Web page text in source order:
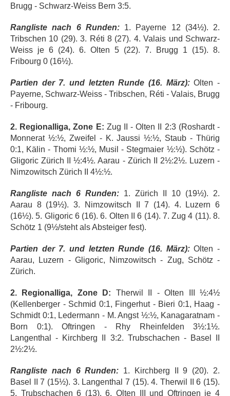
Brugg - Schwarz-Weiss Bern 3:5.
Rangliste nach 6 Runden:1. Payerne 12 (34½). 2.
Tribschen 10 (29). 3. Réti 8 (27). 4. Valais und Schwarz-
Weiss je 6 (24). 6. Olten 5 (22). 7. Brugg 1 (15). 8.
Fribourg 0 (16½).
Partien der 7. und letzten Runde (16. März):Olten -
Payerne, Schwarz-Weiss - Tribschen, Réti - Valais, Brugg
- Fribourg.
2. Regionalliga, Zone E: Zug II - Olten II 2:3 (Roshardt -
Monnerat ½:½, Zweifel - K. Jaussi ½:½, Staub - Thürig
0:1, Kälin - Thomi ½:½, Musil - Stegmaier ½:½). Schötz -
Gligoric Zürich II ½:4½. Aarau - Zürich II 2½:2½. Luzern -
Nimzowitsch Zürich II 4½:½.
Rangliste nach 6 Runden: 1. Zürich II 10 (19½). 2.
Aarau 8 (19½). 3. Nimzowitsch II 7 (14). 4. Luzern 6
(16½). 5. Gligoric 6 (16). 6. Olten II 6 (14). 7. Zug 4 (11). 8.
Schötz 1 (9½/steht als Absteiger fest).
Partien der 7. und letzten Runde (16. März):Olten -
Aarau, Luzern - Gligoric, Nimzowitsch - Zug, Schötz -
Zürich.
2. Regionalliga, Zone D: Therwil II - Olten III ½:4½
(Kellenberger - Schmid 0:1, Fingerhut - Bieri 0:1, Haag -
Schmidt 0:1, Ledermann - M. Angst ½:½, Kanagaratnam -
Born 0:1). Oftringen - Rhy Rheinfelden 3½:1½.
Langenthal - Kirchberg II 3:2. Trubschachen - Basel II
2½:2½.
Rangliste nach 6 Runden: 1. Kirchberg II 9 (20). 2.
Basel II 7 (15½). 3. Langenthal 7 (15). 4. Therwil II 6 (15).
5. Trubschachen 6 (13). 6. Olten III und Oftringen je 4